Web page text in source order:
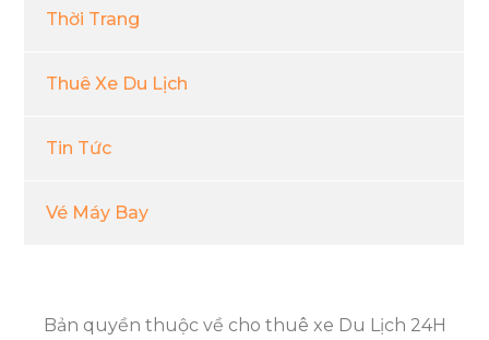
Thời Trang
Thuê Xe Du Lịch
Tin Tức
Vé Máy Bay
Bản quyền thuộc về cho thuê xe Du Lịch 24H